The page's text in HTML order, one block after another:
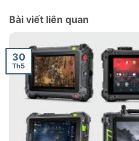
Bài viết liên quan
30
Th5